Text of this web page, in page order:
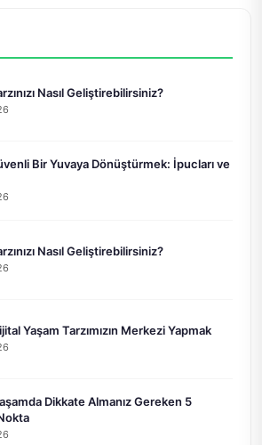
Nasıl Geliştirebilirsiniz?
Bir Yuvaya Dönüştürmek: İpucları ve
Nasıl Geliştirebilirsiniz?
Yaşam Tarzımızın Merkezi Yapmak
Dikkate Almanız Gereken 5